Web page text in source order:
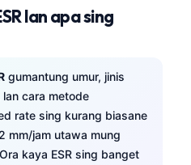
lan apa sing
gumantung umur, jinis
cara metode
rate sing kurang biasane
mm/jam utawa mung
kaya ESR sing banget